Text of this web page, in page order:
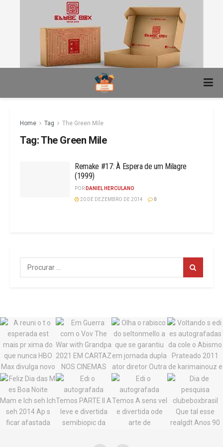
Home Tag The Green Mile
Tag:The Green Mile
Remake #17: À Espera de um Milagre
(1999)
POR DANIEL HERCULANO
20 DE DEZEMBRO DE 2014
0